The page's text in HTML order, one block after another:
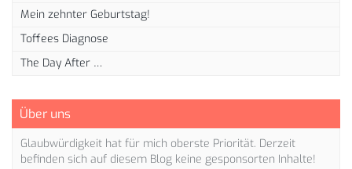
Mein zehnter Geburtstag!
Toffees Diagnose
The Day After …
Über uns
Glaubwürdigkeit hat für mich oberste Priorität. Derzeit
befinden sich auf diesem Blog keine gesponsorten Inhalte!